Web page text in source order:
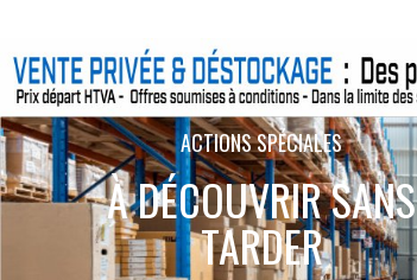
ACTIONS SPÉCIALES
À DÉCOUVRIR SANS
TARDER